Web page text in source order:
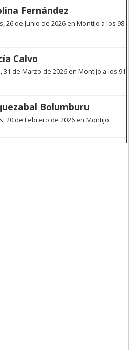
Fernández
26 de Junio de 2026 en Montijo a los 98
Calvo
31 de Marzo de 2026 en Montijo a los 91
Bolumburu
20 de Febrero de 2026 en Montijo